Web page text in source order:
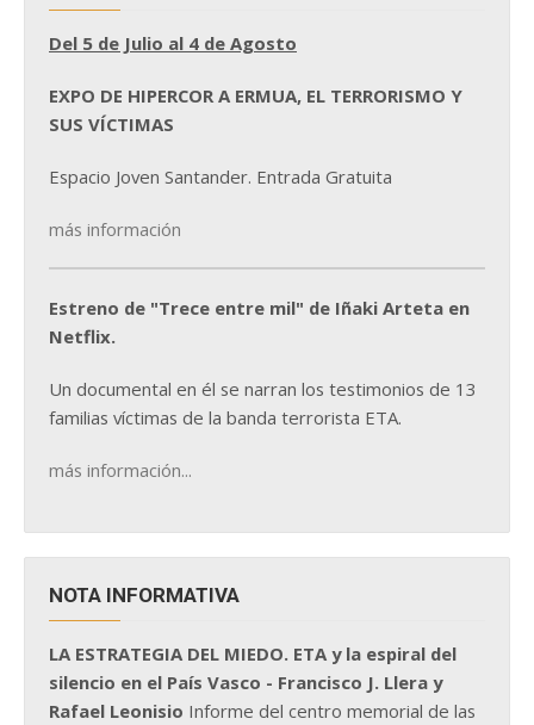
Del 5 de Julio al 4 de Agosto
EXPO DE HIPERCOR A ERMUA, EL TERRORISMO Y
SUS VÍCTIMAS
Espacio Joven Santander. Entrada Gratuita
más información
Estreno de "Trece entre mil" de Iñaki Arteta en
Netflix.
Un documental en él se narran los testimonios de 13
familias víctimas de la banda terrorista ETA.
más información...
NOTA INFORMATIVA
LA ESTRATEGIA DEL MIEDO. ETA y la espiral del
silencio en el País Vasco - Francisco J. Llera y
Rafael Leonisio Informe del centro memorial de las